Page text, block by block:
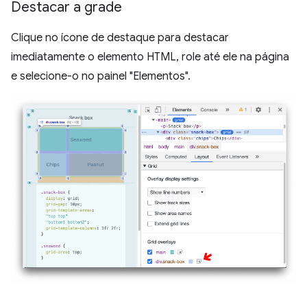
Destacar a grade
Clique no ícone de destaque para destacar
imediatamente o elemento HTML, role até ele na página
e selecione-o no painel "Elementos".